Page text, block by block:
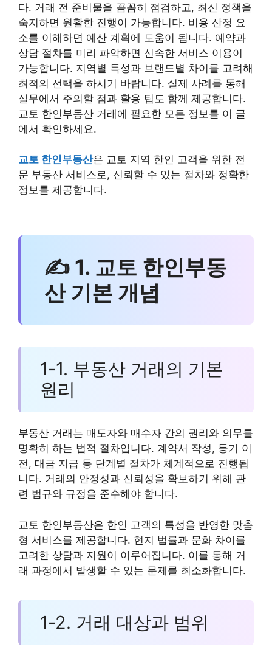
다. 거래 전 준비물을 꼼꼼히 점검하고, 최신 정책을
숙지하면 원활한 진행이 가능합니다. 비용 산정 요
소를 이해하면 예산 계획에 도움이 됩니다. 예약과
상담 절차를 미리 파악하면 신속한 서비스 이용이
가능합니다. 지역별 특성과 브랜드별 차이를 고려해
최적의 선택을 하시기 바랍니다. 실제 사례를 통해
실무에서 주의할 점과 활용 팁도 함께 제공합니다.
교토 한인부동산 거래에 필요한 모든 정보를 이 글
에서 확인하세요.
교토 한인부동산은 교토 지역 한인 고객을 위한 전
문 부동산 서비스로, 신뢰할 수 있는 절차와 정확한
정보를 제공합니다.
✍ 1. 교토 한인부동
산 기본 개념
1-1. 부동산 거래의 기본
원리
부동산 거래는 매도자와 매수자 간의 권리와 의무를
명확히 하는 법적 절차입니다. 계약서 작성, 등기 이
전, 대금 지급 등 단계별 절차가 체계적으로 진행됩
니다. 거래의 안정성과 신뢰성을 확보하기 위해 관
련 법규와 규정을 준수해야 합니다.
교토 한인부동산은 한인 고객의 특성을 반영한 맞춤
형 서비스를 제공합니다. 현지 법률과 문화 차이를
고려한 상담과 지원이 이루어집니다. 이를 통해 거
래 과정에서 발생할 수 있는 문제를 최소화합니다.
1-2. 거래 대상과 범위